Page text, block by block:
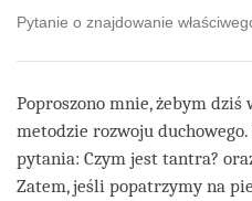
Pytanie o znajdowanie
Poproszono mnie, żebym
metodzie rozwoju
pytania: Czym jest tantra?
Zatem, jeśli popatrzymy na